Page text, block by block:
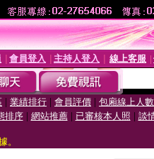
會員登入 主持人登入 線上客服
| 業績排行 | 會員評價 | 包廂線上人數
排序| 網站推薦| 已審核本人照 | 談
。